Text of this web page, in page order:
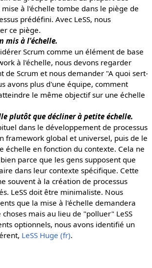
à l'échelle tombe dans le piège de
prédéfini. Avec LeSS, nous
ce piège.
mis à l'échelle.
Scrum comme un élément de base
à l'échelle, nous devons regarder
de Scrum et nous demander "A quoi sert-
avons plus d'une équipe, comment
le même objectif sur une échelle
plutôt que décliner à petite échelle.
dans le développement de processus
framework global et universel, puis de le
échelle en fonction du contexte. Cela ne
parce que les gens supposent que
dans leur contexte spécifique. Cette
souvent à la création de processus
LeSS doit être minimaliste. Nous
que la mise à l'échelle demandera
mais au lieu de "polluer" LeSS
optionnels, nous avons identifié un
LeSS Huge (fr).